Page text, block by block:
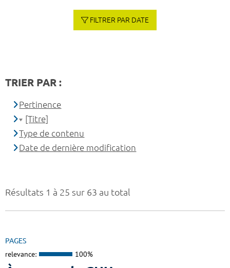
Résultats 1 à 25 sur 63 au total
PAGES
relevance: 100%
FILTRER PAR DATE
TRIER PAR :
Pertinence
[Titre]
Type de contenu
Date de dernière modification